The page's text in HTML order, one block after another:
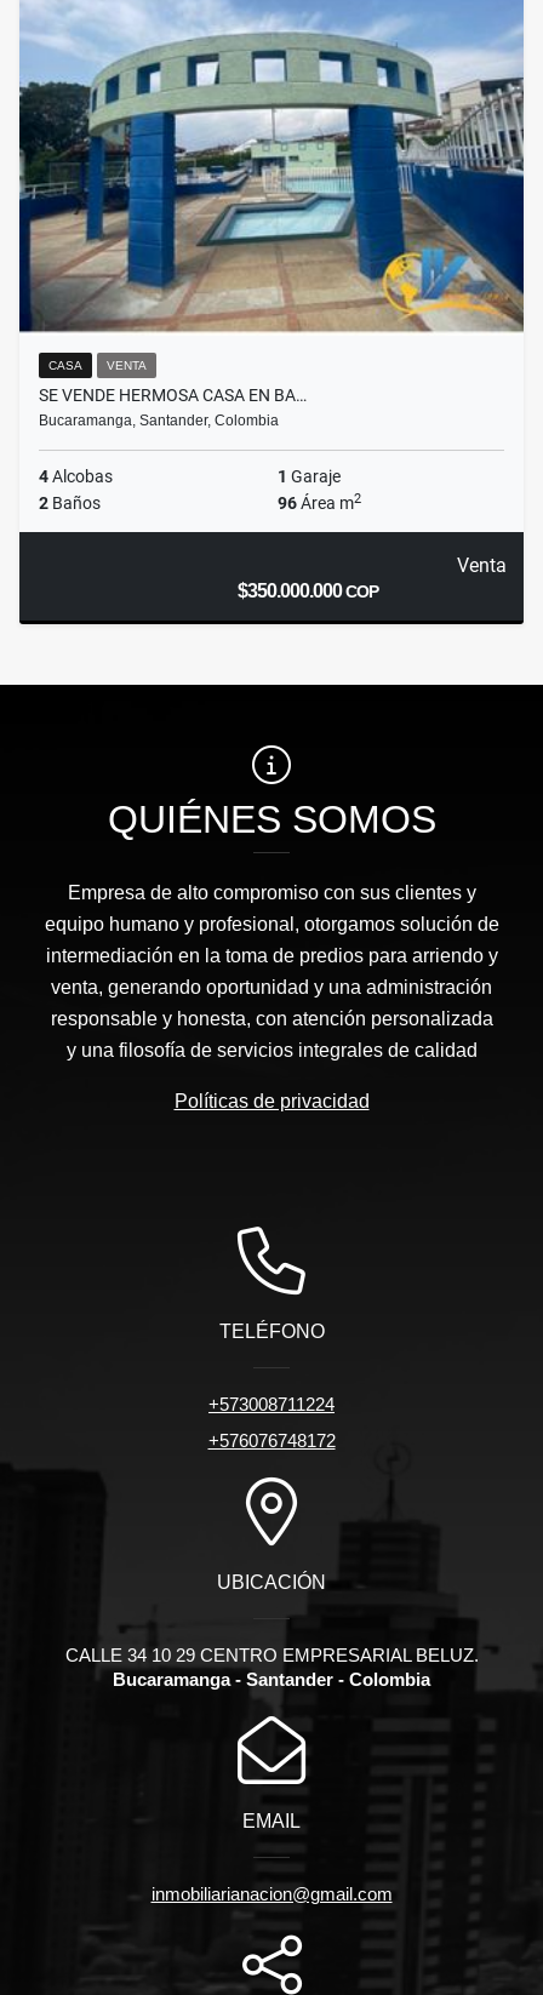
CASA VENTA
SE VENDE HERMOSA CASA EN BA…
Bucaramanga, Santander, Colombia
4Alcobas 1 Garaje
2 Baños 96Área m2
Venta
$350.000.000COP
QUIÉNES SOMOS
Empresa de alto compromiso con sus clientes y
equipo humano y profesional, otorgamos solución de
intermediación en la toma de predios para arriendo y
venta, generando oportunidad y una administración
responsable y honesta, con atención personalizada
y una filosofía de servicios integrales de calidad
Políticas de privacidad
TELÉFONO
+573008711224
+576076748172
UBICACIÓN
CALLE 34 10 29 CENTRO EMPRESARIAL BELUZ.
Bucaramanga - Santander - Colombia
EMAIL
inmobiliarianacion@gmail.com